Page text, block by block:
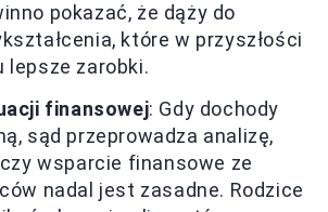
pokazać, że dąży do
które w przyszłości
lepsze zarobki.
finansowej: Gdy dochody
sąd przeprowadza analizę,
wsparcie finansowe ze
nadal jest zasadne. Rodzice